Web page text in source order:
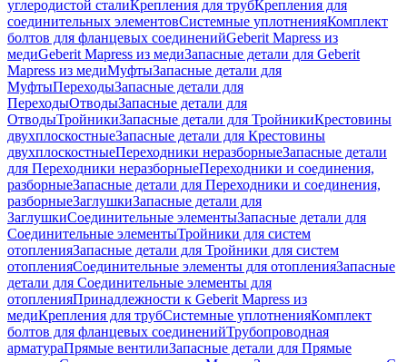
углеродистой сталиКрепления для трубКрепления для
соединительных элементовСистемные уплотненияКомплект
болтов для фланцевых соединенийGeberit Mapress из
медиGeberit Mapress из медиЗапасные детали для Geberit
Mapress из медиМуфтыЗапасные детали для
МуфтыПереходыЗапасные детали для
ПереходыОтводыЗапасные детали для
ОтводыТройникиЗапасные детали для ТройникиКрестовины
двухплоскостныеЗапасные детали для Крестовины
двухплоскостныеПереходники неразборныеЗапасные детали
для Переходники неразборныеПереходники и соединения,
разборныеЗапасные детали для Переходники и соединения,
разборныеЗаглушкиЗапасные детали для
ЗаглушкиСоединительные элементыЗапасные детали для
Соединительные элементыТройники для систем
отопленияЗапасные детали для Тройники для систем
отопленияСоединительные элементы для отопленияЗапасные
детали для Соединительные элементы для
отопленияПринадлежности к Geberit Mapress из
медиКрепления для трубСистемные уплотненияКомплект
болтов для фланцевых соединенийТрубопроводная
арматураПрямые вентилиЗапасные детали для Прямые